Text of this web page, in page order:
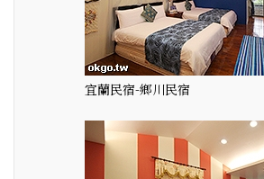
宜蘭民宿-鄉川民宿